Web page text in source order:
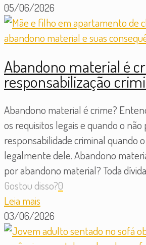
05/06/2026
Abandono material é
responsabilização
Abandono material é crime?
os requisitos legais e quando o
responsabilidade criminal quando
legalmente dele. Abandono
por abandono material? Toda
Gostou disso?0
Leia mais
03/06/2026